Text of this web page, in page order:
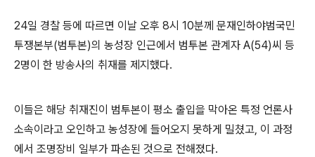
24일 경찰 등에 따르면 이날 오후 8시 10분께 문재인하야범국민
투쟁본부(범투본)의 농성장 인근에서 범투본 관계자 A(54)씨 등
2명이 한 방송사의 취재를 제지했다.
이들은 해당 취재진이 범투본이 평소 출입을 막아온 특정 언론사
소속이라고 오인하고 농성장에 들어오지 못하게 밀쳤고, 이 과정
에서 조명장비 일부가 파손된 것으로 전해졌다.